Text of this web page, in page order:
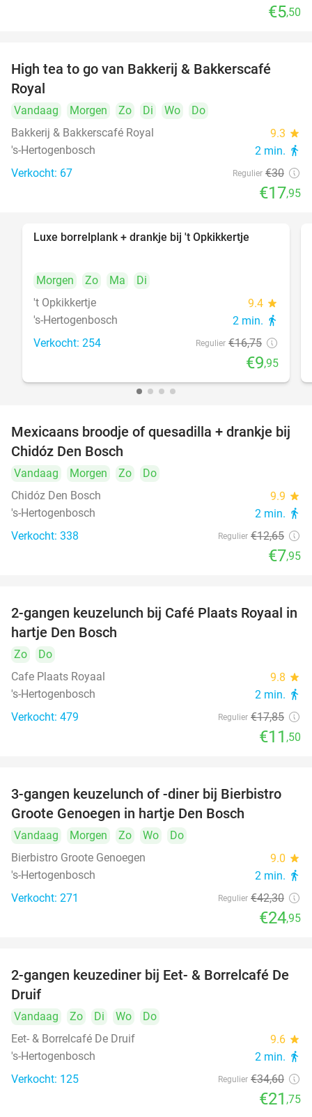
€5,50
40%
High tea to go van Bakkerij & Bakkerscafé
Royal
Vandaag Morgen Zo Di Wo
Do
Bakkerij & Bakkerscafé Royal
9.3 star
's-Hertogenbosch 2 min. directions_walk
Verkocht: 67 Regulier €30
€17,95
Luxe borrelplank + drankje bij 't Opkikkertje
Morgen Zo Ma
Di
't Opkikkertje
9.4 star
's-Hertogenbosch 2 min. directions_walk
Verkocht: 254 Regulier €16,75
€9,95
37%
Mexicaans broodje of quesadilla + drankje bij
Chidóz Den Bosch
Vandaag Morgen Zo
Do
Chidóz Den Bosch
9.9 star
's-Hertogenbosch 2 min. directions_walk
Verkocht: 338 Regulier €12,65
€7,95
36%
2-gangen keuzelunch bij Café Plaats Royaal in
hartje Den Bosch
Zo
Do
Cafe Plaats Royaal
9.8 star
's-Hertogenbosch 2 min. directions_walk
Verkocht: 479 Regulier €17,85
€11 ,50
41%
3-gangen keuzelunch of -diner bij Bierbistro
Groote Genoegen in hartje Den Bosch
Vandaag Morgen Zo Wo
Do
Bierbistro Groote Genoegen
9.0 star
's-Hertogenbosch 2 min. directions_walk
Verkocht: 271 Regulier €42,30
€24,95
37%
2-gangen keuzediner bij Eet- & Borrelcafé De
Druif
Vandaag Zo Di Wo
Do
Eet- & Borrelcafé De Druif
9.6 star
's-Hertogenbosch 2 min. directions_walk
Verkocht: 125 Regulier €34,60
€21 ,75